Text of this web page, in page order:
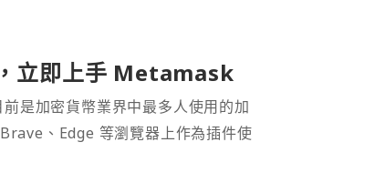
立即上手 Metamask
是加密貨幣業界中最多人使用的加
、Edge 等瀏覽器上作為插件使